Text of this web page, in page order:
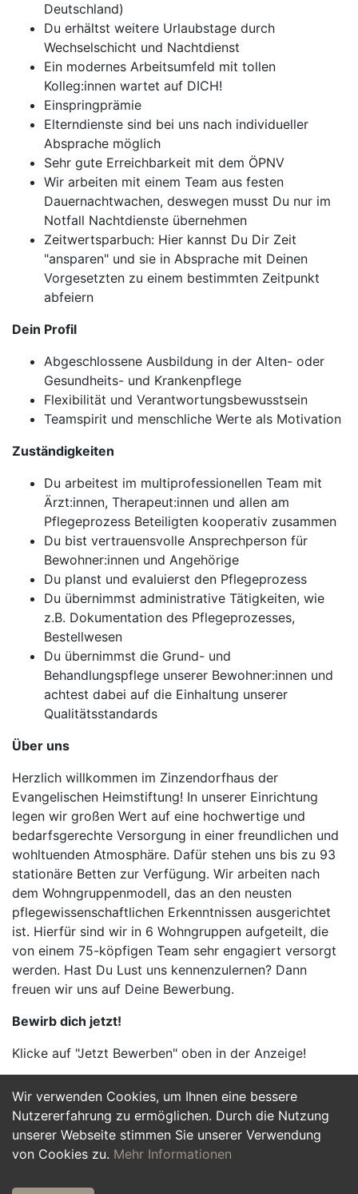
Wir verwenden Cookies, um Ihnen eine bessere
Nutzererfahrung zu ermöglichen. Durch die Nutzung
unserer Webseite stimmen Sie unserer Verwendung
von Cookies zu. Mehr Informationen
Deutschland)
Du erhältst weitere Urlaubstage durch
Wechselschicht und Nachtdienst
Ein modernes Arbeitsumfeld mit tollen
Kolleg:innen wartet auf DICH!
Einspringprämie
Elterndienste sind bei uns nach individueller
Absprache möglich
Sehr gute Erreichbarkeit mit dem ÖPNV
Wir arbeiten mit einem Team aus festen
Dauernachtwachen, deswegen musst Du nur im
Notfall Nachtdienste übernehmen
Zeitwertsparbuch: Hier kannst Du Dir Zeit
"ansparen" und sie in Absprache mit Deinen
Vorgesetzten zu einem bestimmten Zeitpunkt
abfeiern
Dein Profil
Abgeschlossene Ausbildung in der Alten- oder
Gesundheits- und Krankenpflege
Flexibilität und Verantwortungsbewusstsein
Teamspirit und menschliche Werte als Motivation
Zuständigkeiten
Du arbeitest im multiprofessionellen Team mit
Ärzt:innen, Therapeut:innen und allen am
Pflegeprozess Beteiligten kooperativ zusammen
Du bist vertrauensvolle Ansprechperson für
Bewohner:innen und Angehörige
Du planst und evaluierst den Pflegeprozess
Du übernimmst administrative Tätigkeiten, wie
z.B. Dokumentation des Pflegeprozesses,
Bestellwesen
Du übernimmst die Grund- und
Behandlungspflege unserer Bewohner:innen und
achtest dabei auf die Einhaltung unserer
Qualitätsstandards
Über uns
Herzlich willkommen im Zinzendorfhaus der
Evangelischen Heimstiftung! In unserer Einrichtung
legen wir großen Wert auf eine hochwertige und
bedarfsgerechte Versorgung in einer freundlichen und
wohltuenden Atmosphäre. Dafür stehen uns bis zu 93
stationäre Betten zur Verfügung. Wir arbeiten nach
dem Wohngruppenmodell, das an den neusten
pflegewissenschaftlichen Erkenntnissen ausgerichtet
ist. Hierfür sind wir in 6 Wohngruppen aufgeteilt, die
von einem 75-köpfigen Team sehr engagiert versorgt
werden. Hast Du Lust uns kennenzulernen? Dann
freuen wir uns auf Deine Bewerbung.
Bewirb dich jetzt!
Klicke auf "Jetzt Bewerben" oben in der Anzeige!
Jetzt Bewerben